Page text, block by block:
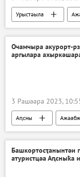
Урыстәыла
Ахҭысқәа
Очамчыра акурорт-
аргылара
3 Рашәара 2023,
Аԥсны
Башкортосҭанынтәи
атуристцәа Аԥсныҟа